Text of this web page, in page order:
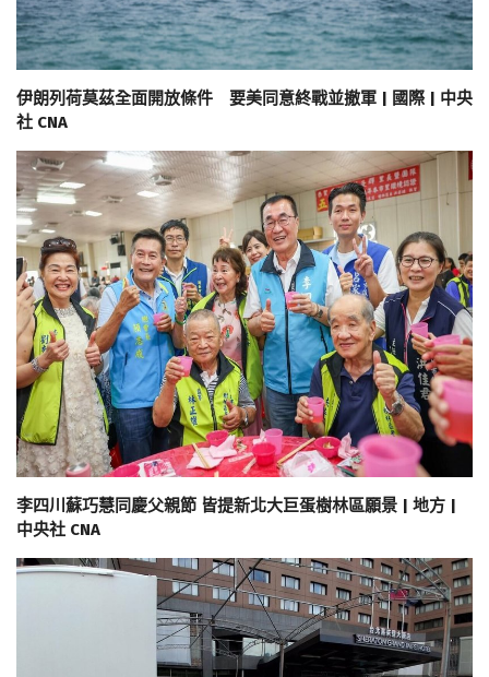
伊朗列荷莫茲全面開放條件 要美同意終戰並撤軍 | 國際 | 中央
社 CNA
李四川蘇巧慧同慶父親節 皆提新北大巨蛋樹林區願景 | 地方 |
中央社 CNA